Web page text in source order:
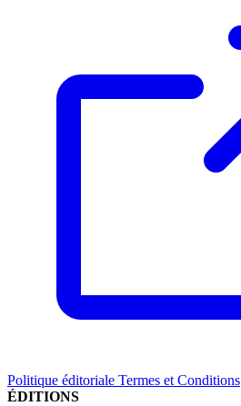
Politique éditoriale Termes et Conditions
ÉDITIONS